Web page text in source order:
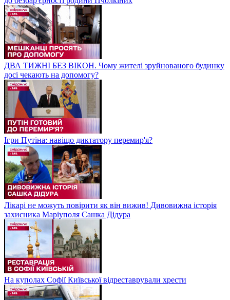
ДВА ТИЖНІ БЕЗ ВІКОН. Чому жителі зруйнованого будинку
досі чекають на допомогу?
Ігри Путіна: навіщо диктатору перемир'я?
Лікарі не можуть повірити як він вижив! Дивовижна історія
захисника Маріуполя Сашка Дідура
На куполах Софії Київської відреставрували хрести